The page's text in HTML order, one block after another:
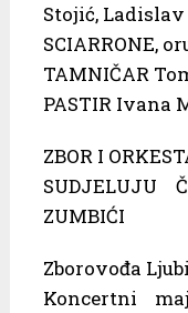
Stojić,
SCIARRONE,
TAMNIČAR
PASTIR Ivana
ZBOR I
SUDJELUJU
ZUMBIĆI
Zborovođa
Koncertni